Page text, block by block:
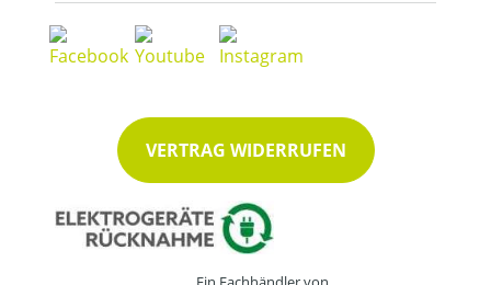
VERTRAG WIDERRUFEN